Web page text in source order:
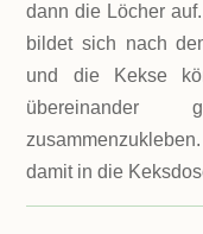
dann die Löcher
bildet sich nach
und die Kekse
übereinander
damit in die